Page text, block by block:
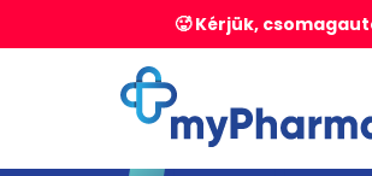
🥵 Kérjük,